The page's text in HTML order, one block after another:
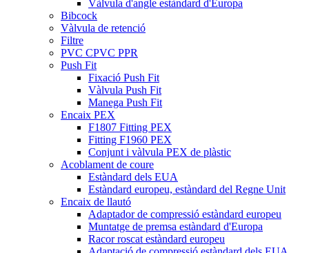
Vàlvula d'angle estàndard d'Europa
Bibcock
Vàlvula de retenció
Filtre
PVC CPVC PPR
Push Fit
Fixació Push Fit
Vàlvula Push Fit
Manega Push Fit
Encaix PEX
F1807 Fitting PEX
Fitting F1960 PEX
Conjunt i vàlvula PEX de plàstic
Acoblament de coure
Estàndard dels EUA
Estàndard europeu, estàndard del Regne Unit
Encaix de llautó
Adaptador de compressió estàndard europeu
Muntatge de premsa estàndard d'Europa
Racor roscat estàndard europeu